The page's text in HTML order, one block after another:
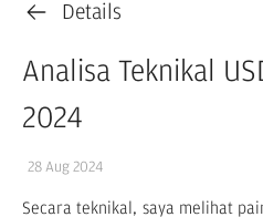
Details
Analisa Teknikal
2024
28 Aug 2024
Secara teknikal, saya melihat